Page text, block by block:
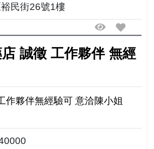
身體紓壓放鬆不需按腳底 誠
民街26號1樓
誠徵 工作夥伴 無經